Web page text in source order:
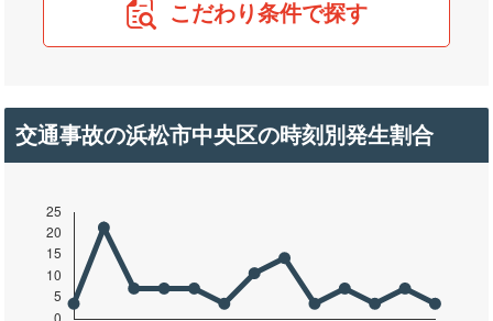
こだわり条件で探す
交通事故の浜松市中央区の時刻別発生割合